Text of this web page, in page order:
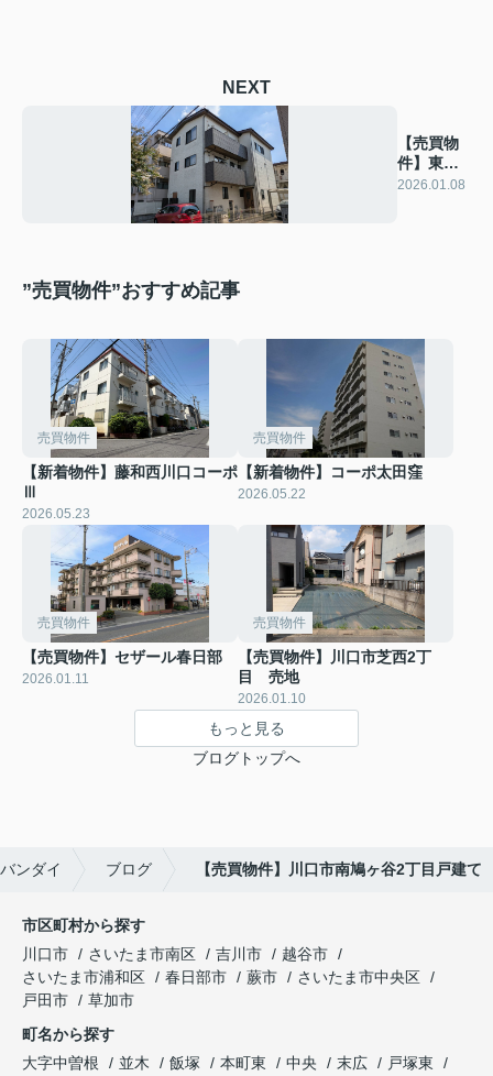
NEXT
【売買物
件】東所
沢二世帯
2026.01.08
”売買物件”おすすめ記事
売買物件
【新着物件】藤和西川口コーポ
Ⅲ
2026.05.23
売買物件
【新着物件】コーポ太田窪
2026.05.22
売買物件
【売買物件】セザール春日部
2026.01.11
売買物件
【売買物件】川口市芝西2丁
目 売地
2026.01.10
もっと見る
ブログトップへ
ンダイ ブログ 【売買物件】川口市南鳩ヶ谷2丁目戸建て
市区町村から探す
川口市
さいたま市南区 吉川市
越谷市
さいたま市浦和区
春日部市 蕨市
さいたま市中央区
戸田市
草加市
町名から探す
大字中曽根
並木 飯塚 本町東 中央 末広
戸塚東